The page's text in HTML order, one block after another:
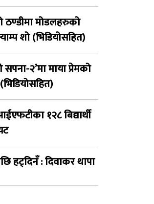
मोडलहरुको
शो (भिडियोसहित)
सपना-२’मा माया प्रेमको
१२८ बिद्यार्थी
हट्दिनँ : दिवाकर थापा